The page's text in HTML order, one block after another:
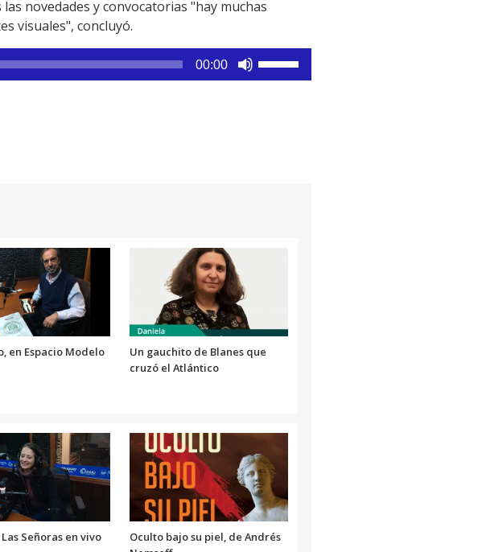
novedades y convocatorias "hay muchas
visuales", concluyó.
00:00
en Espacio Modelo
Un gauchito de Blanes que
cruzó el Atlántico
Señoras en vivo
Oculto bajo su piel, de Andrés